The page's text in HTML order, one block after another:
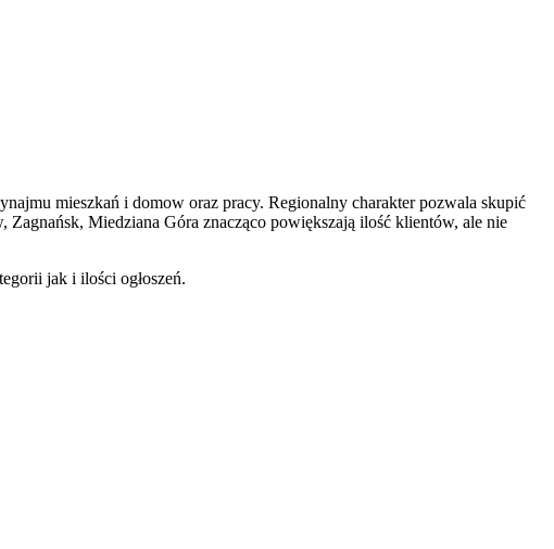
mieszkań i domow oraz pracy. Regionalny charakter pozwala skupić
Miedziana Góra znacząco powiększają ilość klientów, ale nie
jak i ilości ogłoszeń.